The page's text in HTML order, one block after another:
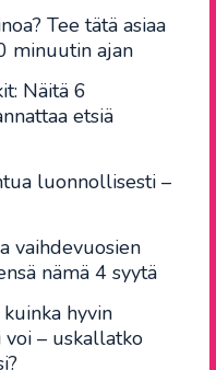
Tee tätä asiaa
minuutin ajan
Näitä 6
etsiä
luonnollisesti –
vaihdevuosien
nämä 4 syytä
hyvin
voi – uskallatko